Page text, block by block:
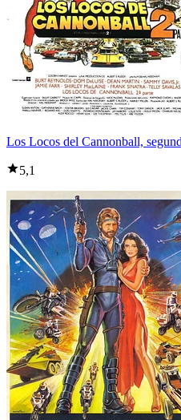
Los Locos del Cannonball,
5,1